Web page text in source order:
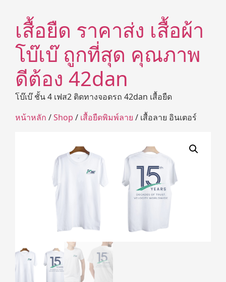
เสื้อยืด ราคาส่ง เสื้อผ้า
โบ๊เบ๊ ถูกที่สุด คุณภาพ
ดีต้อง 42dan
โบ๊เบ๊ ชั้น 4 เฟส2 ติดทางจอดรถ 42dan เสื้อยืด
หน้าหลัก /Shop / เสื้อยืดพิมพ์ลาย / เสื้อลาย อินเตอร์